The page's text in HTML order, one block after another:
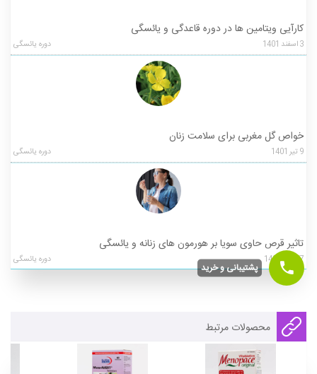
کارآیی ویتامین ها در دوره قاعدگی و یائسگی
3اسفند 1401 دوره یائسگی
خواص گل مغربی برای سلامت زنان
9تیر 1401 دوره یائسگی
تاثیر قرص حاوی سویا بر هورمون های زنانه و یائسگی
17 آبان1402 دوره یائسگی
محصولات مرتبط
پشتیبانی و خرید